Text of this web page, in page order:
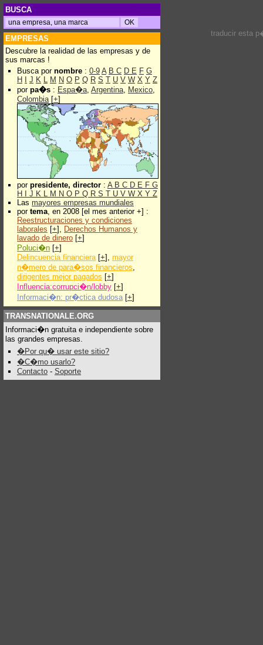
BUSCA
EMPRESAS
Descubre la realidad de las empresas y de
sus marcas !
Busca por nombre : 0-9 A B C D E F G
H
J K L M N O P Q R S T U V W X Y Z
por pa�s : Espa�a, Argentina, Mexico,
Colombia[+]
por presidente, director : A B C D E F G
H
J K L M N O P Q R S T U V W X Y Z
Las mayores empresas mundiales
por tema, en 2008 [el mes anterior +] :
Reestructuraciones y condiciones
laborales [+], Derechos Humanos y
lavado de dinero [+]
Poluci�n [+]
Delincuencia financiera[+], mayor
n�mero de para�sos financieros,
dirigentes mejor pagados [+]
Influencia:corrupci�n/lobby [+]
Informaci�n: pr�ctica dudosa [+]
TRANSNATIONALE.ORG
Informaci�n gratuita e independiente sobre
las grandes empresas.
�Por qu� usar este sitio?
�C�mo usarlo?
Contacto - Soporte
traducir esta